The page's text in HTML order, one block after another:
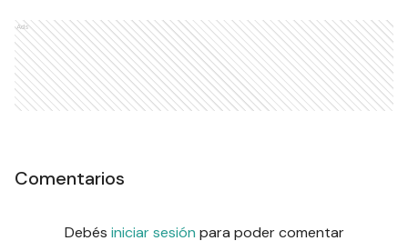
Ads
Comentarios
Debés iniciar sesión para poder comentar